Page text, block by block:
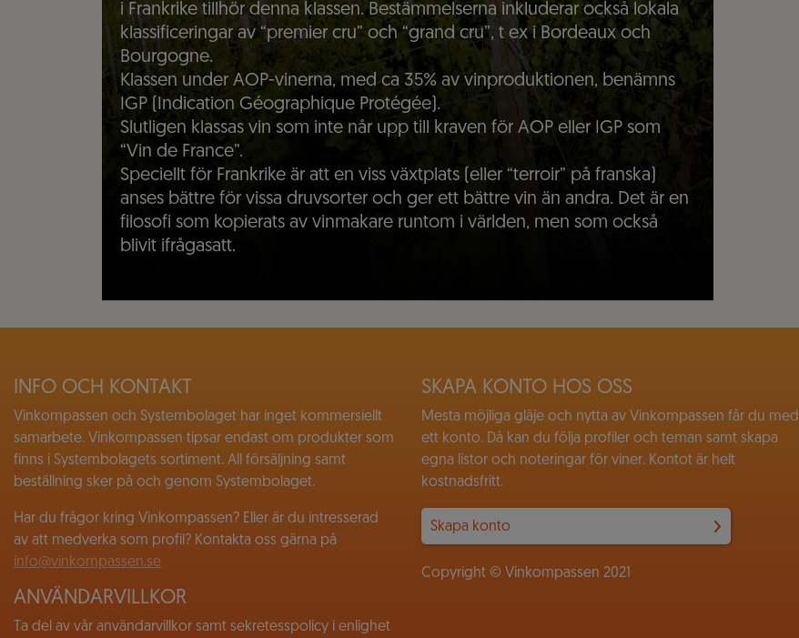
i Frankrike tillhör denna klassen. Bestämmelserna inkluderar också lokala
klassificeringar av “premier cru” och “grand cru”, t ex i Bordeaux och
Bourgogne.
Klassen under AOP-vinerna, med ca 35% av vinproduktionen, benämns
IGP (Indication Géographique Protégée).
Slutligen klassas vin som inte når upp till kraven för AOP eller IGP som
“Vin de France”.
Speciellt för Frankrike är att en viss växtplats (eller “terroir” på franska)
anses bättre för vissa druvsorter och ger ett bättre vin än andra. Det är en
filosofi som kopierats av vinmakare runtom i världen, men som också
blivit ifrågasatt.
INFO OCH KONTAKT
Vinkompassen och Systembolaget har inget kommersiellt
samarbete. Vinkompassen tipsar endast om produkter som
finns i Systembolagets sortiment. All försäljning samt
beställning sker på och genom Systembolaget.
Har du frågor kring Vinkompassen? Eller är du intresserad
av att medverka som profil? Kontakta oss gärna på
info@vinkompassen.se
ANVÄNDARVILLKOR
Ta del av vår användarvillkor samt sekretesspolicy i enlighet
SKAPA KONTO HOS OSS
Mesta möjliga gläje och nytta av Vinkompassen får du med
ett konto. Då kan du följa profiler och teman samt skapa
egna listor och noteringar för viner. Kontot är helt
kostnadsfritt.
Skapa konto
Copyright © Vinkompassen 2021